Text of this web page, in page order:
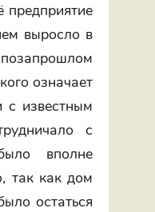
предприятие
выросло в
означает
с известным
с
вполне
так как дом
остаться